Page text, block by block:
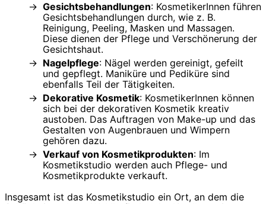
Gesichtsbehandlungen: KosmetikerInnen führen
Gesichtsbehandlungen durch, wie z. B.
Reinigung, Peeling, Masken und Massagen.
Diese dienen der Pflege und Verschönerung der
Gesichtshaut.
Nagelpflege: Nägel werden gereinigt, gefeilt
und gepflegt. Maniküre und Pediküre sind
ebenfalls Teil der Tätigkeiten.
Dekorative Kosmetik: KosmetikerInnen können
sich bei der dekorativen Kosmetik kreativ
austoben. Das Auftragen von Make-up und das
Gestalten von Augenbrauen und Wimpern
gehören dazu.
Verkauf von Kosmetikprodukten: Im
Kosmetikstudio werden auch Pflege- und
Kosmetikprodukte verkauft.
Insgesamt ist das Kosmetikstudio ein Ort, an dem die